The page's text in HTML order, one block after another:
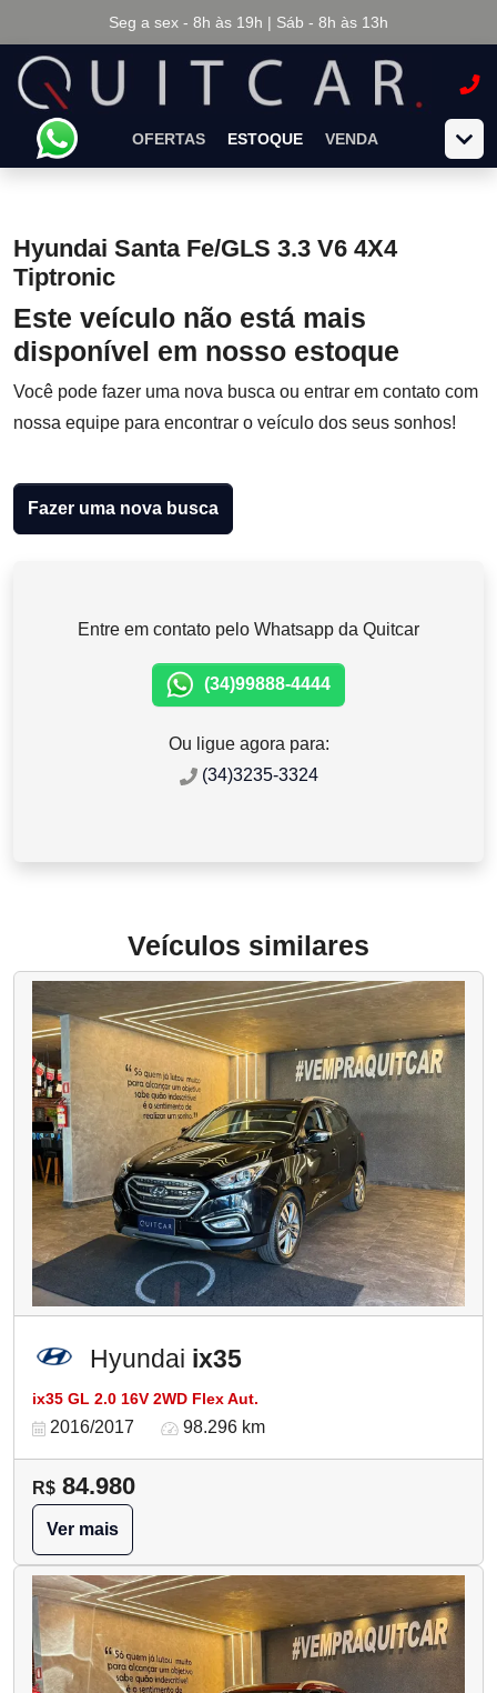
Seg a sex - 8h às 19h | Sáb - 8h às 13h
OFERTAS ESTOQUE VENDA
Hyundai Santa Fe/GLS 3.3 V6 4X4
Tiptronic
Este veículo não está mais
disponível em nosso estoque
Você pode fazer uma nova busca ou entrar em contato com
nossa equipe para encontrar o veículo dos seus sonhos!
Fazer uma nova busca
Entre em contato pelo Whatsapp da Quitcar
(34)99888-4444
Ou ligue agora para:
(34)3235-3324
Veículos similares
Hyundai ix35
ix35 GL 2.0 16V 2WD Flex Aut.
2016/2017 98.296 km
R$ 84.980
Ver mais